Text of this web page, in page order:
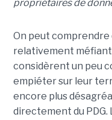
propriétaires de
On peut comprendre
relativement
considèrent un peu
empiéter sur leur
encore plus
directement du